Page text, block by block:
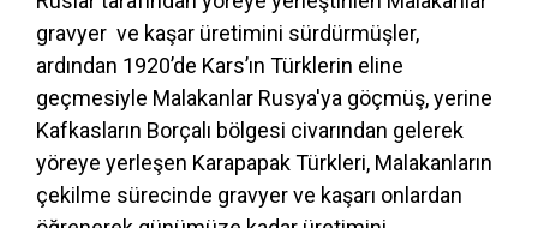
gravyer ve kaşar üretimini sürdürmüşler,
ardından 1920’de Kars’ın Türklerin eline
geçmesiyle Malakanlar Rusya'ya göçmüş, yerine
Kafkasların Borçalı bölgesi civarından gelerek
yöreye yerleşen Karapapak Türkleri, Malakanların
çekilme sürecinde gravyer ve kaşarı onlardan